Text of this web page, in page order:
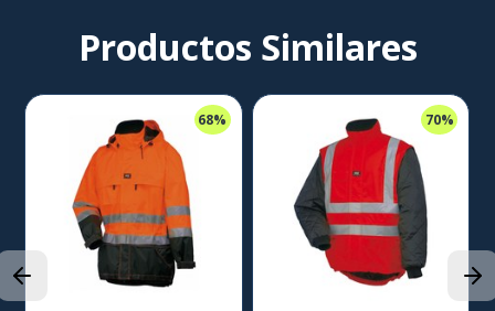
Productos Similares
68% 70%